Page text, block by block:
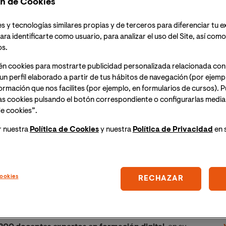
progresar de los estudiantes de VIU a la vez que
de la formación a hacerlo con la Universidad.
algunas de las principales fortalezas de VIU:
y nativo digital, excelencia académica y
campaña de VIU construye un relato dinámico y
e innovar, y en el que se visibiliza cómo la
la excelencia académica y el
consecución de las metas de sus estudiantes.
de VIU y en las características únicas de su
permiten que cualquier persona pueda alcanzar
personales. Para ello incide en la
ésta permite estudiar donde y cuando el
de Cookies
y tecnologías similares propias y de terceros para diferenciar tu
identificarte como usuario, para analizar el uso del Site, así
cookies para mostrarte publicidad personalizada relacionada
perfil elaborado a partir de tus hábitos de navegación (por
que nos facilites (por ejemplo, en formularios de cursos).
cookies pulsando el botón correspondiente o configurarlas
cookies”.
nuestra Política de Cookiesy nuestra Política de Privacidad en
RECHAZAR